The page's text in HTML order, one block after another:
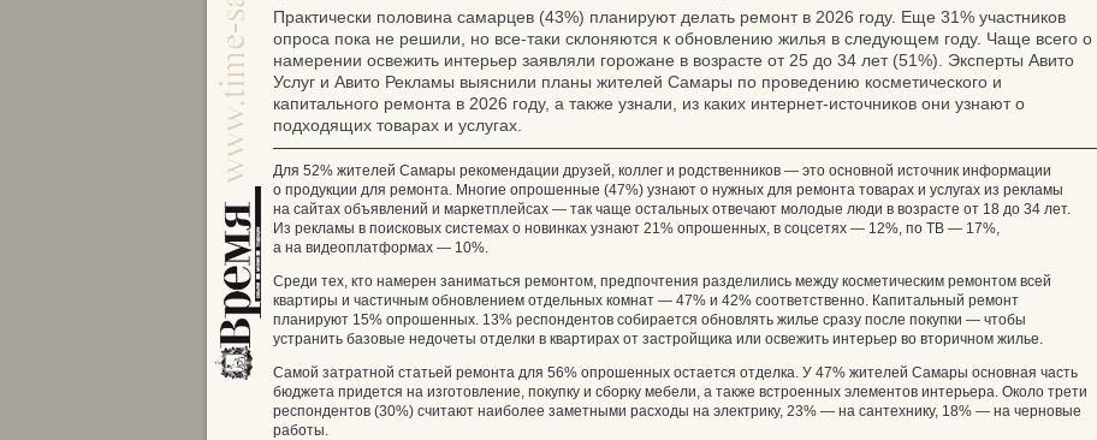
Практически половина самарцев (43%) планируют делать ремонт в 2026 году. Еще 31% участников
опроса пока не решили, но все-таки склоняются к обновлению жилья в следующем году. Чаще всего о
намерении освежить интерьер заявляли горожане в возрасте от 25 до 34 лет (51%). Эксперты Авито
Услуг и Авито Рекламы выяснили планы жителей Самары по проведению косметического и
капитального ремонта в 2026 году, а также узнали, из каких интернет-источников они узнают о
подходящих товарах и услугах.
Для 52% жителей Самары рекомендации друзей, коллег и родственников — это основной источник информации
о продукции для ремонта. Многие опрошенные (47%) узнают о нужных для ремонта товарах и услугах из рекламы
на сайтах объявлений и маркетплейсах — так чаще остальных отвечают молодые люди в возрасте от 18 до 34 лет.
Из рекламы в поисковых системах о новинках узнают 21% опрошенных, в соцсетях — 12%, по ТВ — 17%,
а на видеоплатформах — 10%.
Среди тех, кто намерен заниматься ремонтом, предпочтения разделились между косметическим ремонтом всей
квартиры и частичным обновлением отдельных комнат — 47% и 42% соответственно. Капитальный ремонт
планируют 15% опрошенных. 13% респондентов собирается обновлять жилье сразу после покупки — чтобы
устранить базовые недочеты отделки в квартирах от застройщика или освежить интерьер во вторичном жилье.
Самой затратной статьей ремонта для 56% опрошенных остается отделка. У 47% жителей Самары основная часть
бюджета придется на изготовление, покупку и сборку мебели, а также встроенных элементов интерьера. Около трети
респондентов (30%) считают наиболее заметными расходы на электрику, 23% — на сантехнику, 18% — на черновые
работы.